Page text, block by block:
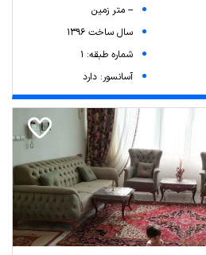
-- متر زمین
سال ساخت 1396
شماره طبقه: 1
آسانسور: دارد